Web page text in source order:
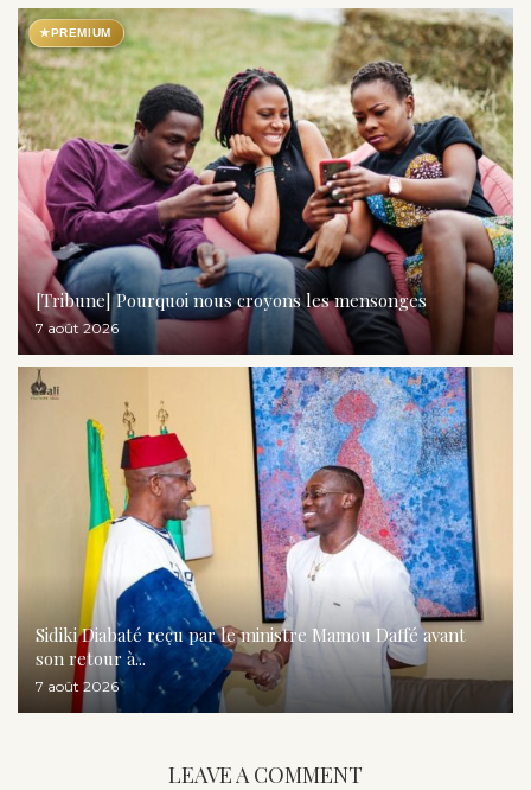
★PREMIUM
[Tribune] Pourquoi nous croyons les mensonges
7 août 2026
Sidiki Diabaté reçu par le ministre Mamou Daffé avant
son retour à...
7 août 2026
LEAVE A COMMENT